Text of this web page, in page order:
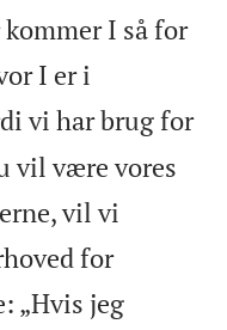
I så for
I er i
vi har brug for
vil være vores
vil vi
for
„Hvis jeg